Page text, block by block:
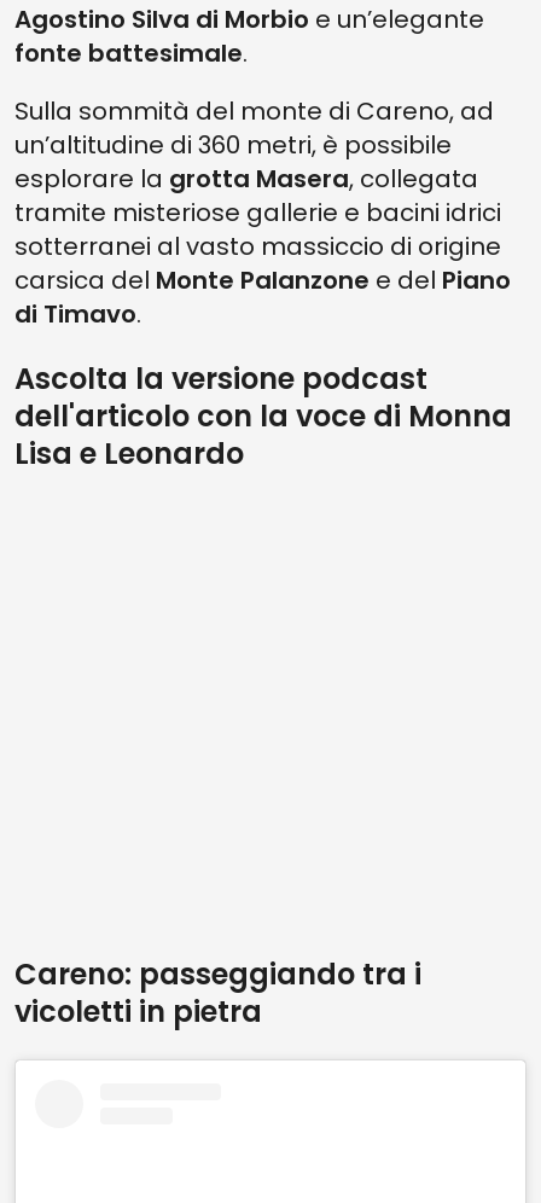
Agostino Silva di Morbio e un’elegante
fonte battesimale.
Sulla sommità del monte di Careno, ad
un’altitudine di 360 metri, è possibile
esplorare la grotta Masera, collegata
tramite misteriose gallerie e bacini idrici
sotterranei al vasto massiccio di origine
carsica del Monte Palanzone e del Piano
di Timavo.
Ascolta la versione podcast
dell'articolo con la voce di Monna
Lisa e Leonardo
Careno: passeggiando tra i
vicoletti in pietra